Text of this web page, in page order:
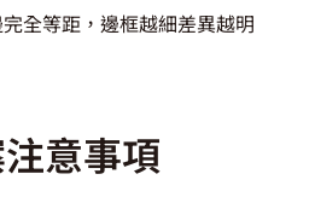
全等距，邊框越細差異越明
意事項